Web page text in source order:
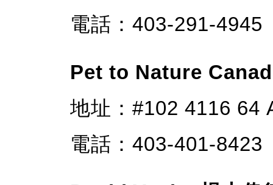
電話：403-291-4945
Pet to Nature
地址：#102 4116 64
電話：403-401-8423